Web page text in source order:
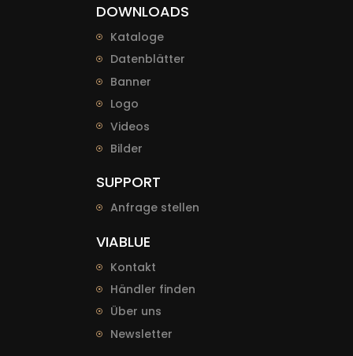
DOWNLOADS
Kataloge
Datenblätter
Banner
Logo
Videos
Bilder
SUPPORT
Anfrage stellen
VIABLUE
Kontakt
Händler finden
Über uns
Newsletter